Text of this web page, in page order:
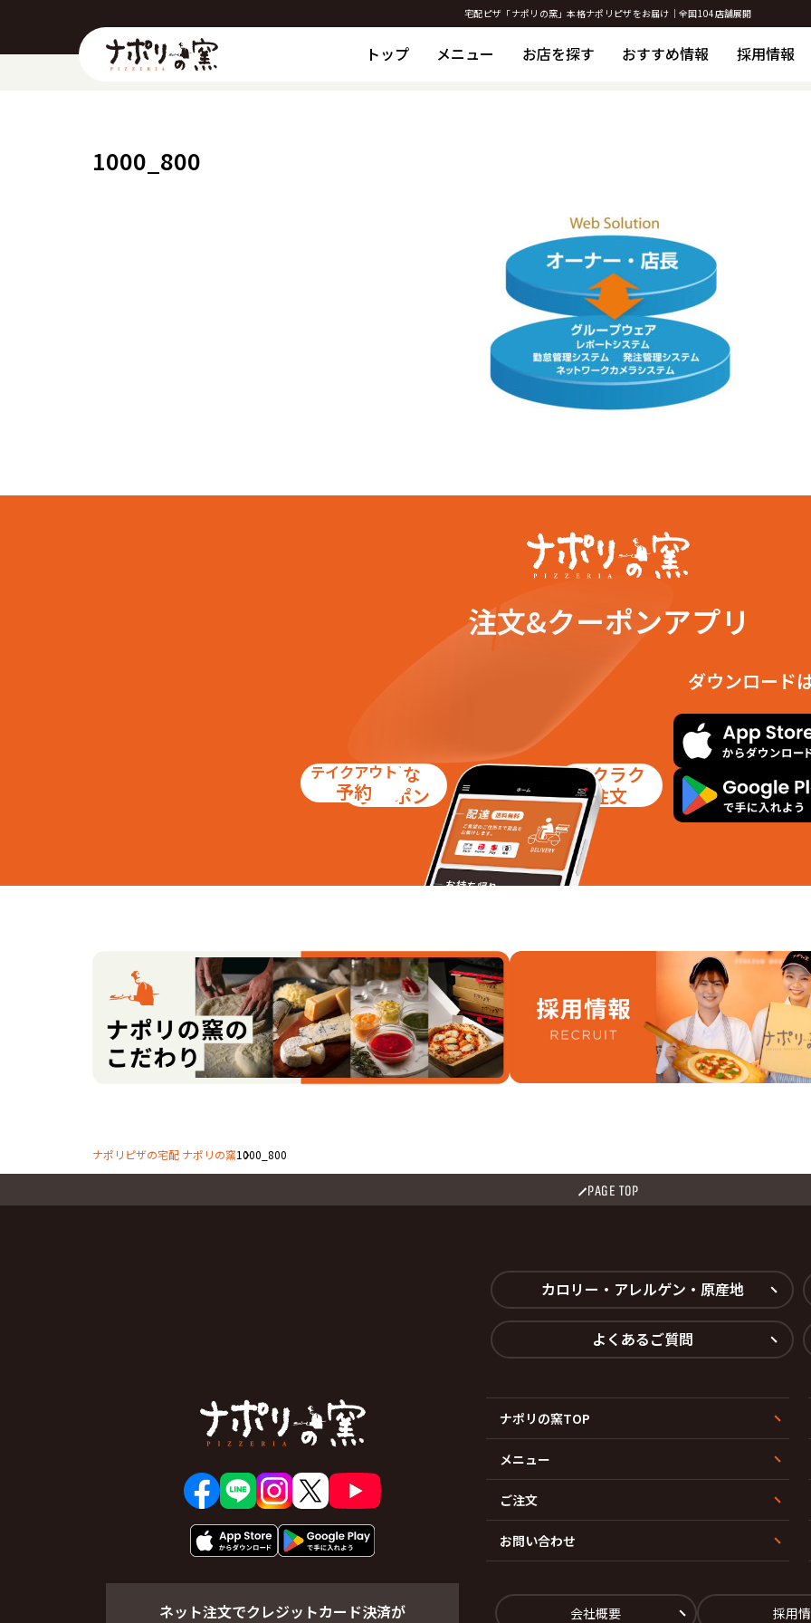
宅配ピザ「ナポリの窯」本格ナポリピザをお届け｜全国104店舗展開
トップ メニュー お店を探す おすすめ情報 採用情報
1000_800
注文&クーポンアプリ
お得な
クーポン
テイクアウト
予約
ラクラク
注文
ダウンロード
ナポリピザの宅配 ナポリの窯1000_800
PAGE TOP
ネット注文でクレジットカード決済が
カロリー・アレルゲン・原産地
よくあるご質問
ナポリの窯TOP
メニュー
ご注文
お問い合わせ
会社概要 採用